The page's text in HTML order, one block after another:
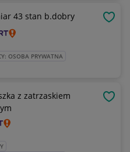
43 stan b.dobry
OSOBA PRYWATNA
z zatrzaskiem